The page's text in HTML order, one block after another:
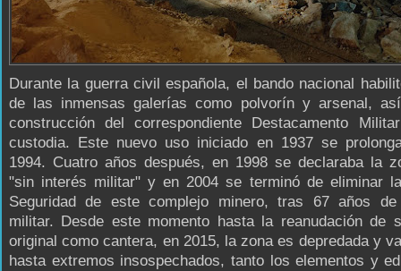
Durante la guerra civil española, el bando nacional
de las inmensas galerías como polvorín y arsenal,
construcción del correspondiente Destacamento
custodia. Este nuevo uso iniciado en 1937 se
1994. Cuatro años después, en 1998 se declaraba la
"sin interés militar" y en 2004 se terminó de eliminar
Seguridad de este complejo minero, tras 67 años de
militar. Desde este momento hasta la reanudación de
original como cantera, en 2015, la zona es depredada y
hasta extremos insospechados, tanto los elementos y